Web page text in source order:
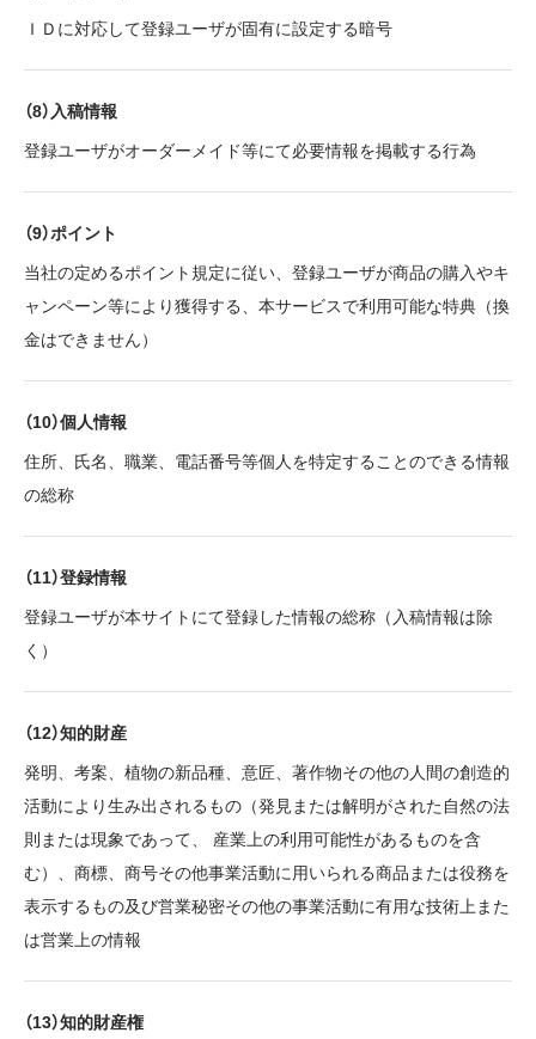
ＩＤに対応して登録ユーザが固有に設定する暗号
（8）入稿情報
登録ユーザがオーダーメイド等にて必要情報を掲載する行為
（9）ポイント
当社の定めるポイント規定に従い、登録ユーザが商品の購入やキ
ャンペーン等により獲得する、本サービスで利用可能な特典（換
金はできません）
（10）個人情報
住所、氏名、職業、電話番号等個人を特定することのできる情報
の総称
（11）登録情報
登録ユーザが本サイトにて登録した情報の総称（入稿情報は除
く）
（12）知的財産
発明、考案、植物の新品種、意匠、著作物その他の人間の創造的
活動により生み出されるもの（発見または解明がされた自然の法
則または現象であって、 産業上の利用可能性があるものを含
む）、商標、商号その他事業活動に用いられる商品または役務を
表示するもの及び営業秘密その他の事業活動に有用な技術上また
は営業上の情報
（13）知的財産権